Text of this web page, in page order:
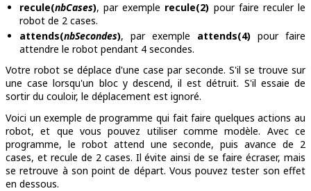
recule(nbCases), par exemple recule(2) pour faire reculer le
robot de 2 cases.
attends(nbSecondes), par exemple attends(4) pour faire
attendre le robot pendant 4 secondes.
Votre robot se déplace d'une case par seconde. S'il se trouve sur
une case lorsqu'un bloc y descend, il est détruit. S'il essaie de
sortir du couloir, le déplacement est ignoré.
Voici un exemple de programme qui fait faire quelques actions au
robot, et que vous pouvez utiliser comme modèle. Avec ce
programme, le robot attend une seconde, puis avance de 2
cases, et recule de 2 cases. Il évite ainsi de se faire écraser, mais
se retrouve à son point de départ. Vous pouvez tester son effet
en dessous.